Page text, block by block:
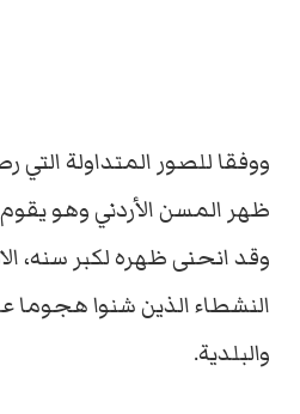
ووفقا للصور المتداولة
ظهر المسن الأردني وهو
وقد انحنى ظهره لكبر سنه،
النشطاء الذين شنوا هجوما
والبلدية.